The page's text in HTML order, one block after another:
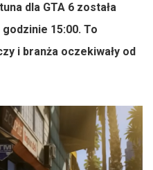
dla GTA 6 została
15:00. To
i branża oczekiwały od